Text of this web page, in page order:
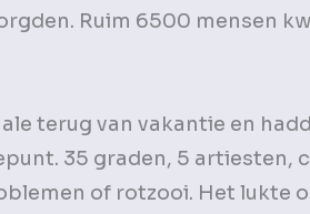
Ruim 6500 mensen
terug van vakantie en
35 graden, 5 artiesten,
of rotzooi. Het lukte